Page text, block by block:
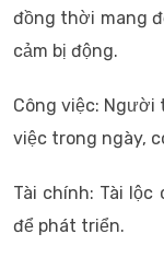
đồng thời mang
cảm bị động.
Công việc: Người
việc trong ngày,
Tài chính: Tài lộc
để phát triển.